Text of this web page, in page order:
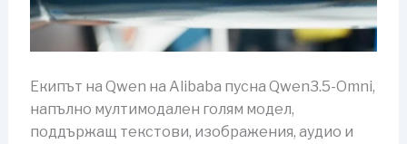
Екипът на Qwen на Alibaba пусна Qwen3.5-Omni,
напълно мултимодален голям модел,
поддържащ текстови, изображения, аудио и